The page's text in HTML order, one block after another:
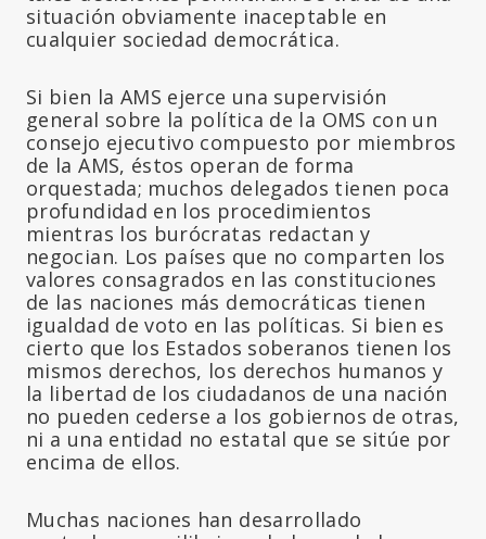
situación obviamente inaceptable en
cualquier sociedad democrática.
Si bien la AMS ejerce una supervisión
general sobre la política de la OMS con un
consejo ejecutivo compuesto por miembros
de la AMS, éstos operan de forma
orquestada; muchos delegados tienen poca
profundidad en los procedimientos
mientras los burócratas redactan y
negocian. Los países que no comparten los
valores consagrados en las constituciones
de las naciones más democráticas tienen
igualdad de voto en las políticas. Si bien es
cierto que los Estados soberanos tienen los
mismos derechos, los derechos humanos y
la libertad de los ciudadanos de una nación
no pueden cederse a los gobiernos de otras,
ni a una entidad no estatal que se sitúe por
encima de ellos.
Muchas naciones han desarrollado